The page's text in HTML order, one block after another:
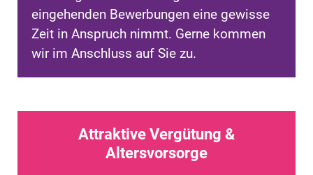
eingehenden Bewerbungen eine gewisse
Zeit in Anspruch nimmt. Gerne kommen
wir im Anschluss auf Sie zu.
Attraktive Vergütung &
Altersvorsorge